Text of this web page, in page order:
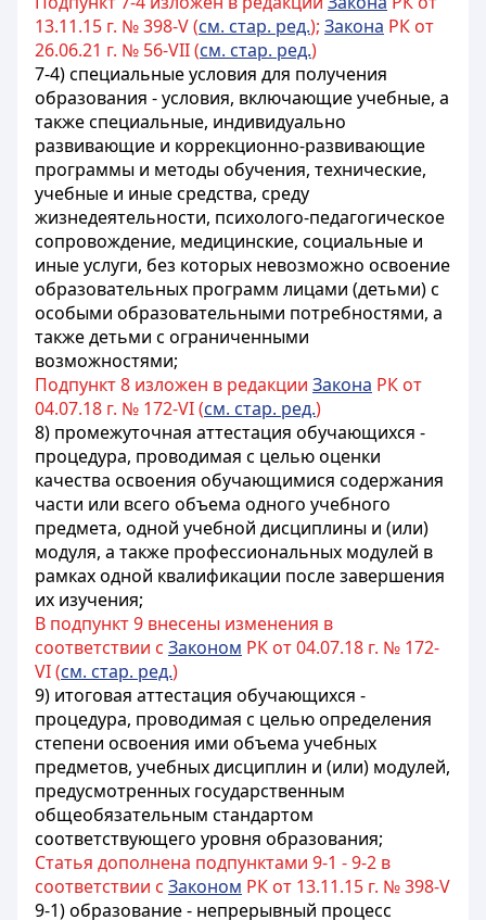
13.11.15 г. № 398-V (см. стар. ред.); Закона РК от
26.06.21 г. № 56-VII (см. стар. ред.)
7-4) специальные условия для получения
образования - условия, включающие учебные, а
также специальные, индивидуально
развивающие и коррекционно-развивающие
программы и методы обучения, технические,
учебные и иные средства, среду
жизнедеятельности, психолого-педагогическое
сопровождение, медицинские, социальные и
иные услуги, без которых невозможно освоение
образовательных программ лицами (детьми) с
особыми образовательными потребностями, а
также детьми с ограниченными
возможностями;
Подпункт 8 изложен в редакции Закона РК от
04.07.18 г. № 172-VI (см. стар. ред.)
8) промежуточная аттестация обучающихся -
процедура, проводимая с целью оценки
качества освоения обучающимися содержания
части или всего объема одного учебного
предмета, одной учебной дисциплины и (или)
модуля, а также профессиональных модулей в
рамках одной квалификации после завершения
их изучения;
В подпункт 9 внесены изменения в
соответствии с Законом РК от 04.07.18 г. № 172-
VI (см. стар. ред.)
9) итоговая аттестация обучающихся -
процедура, проводимая с целью определения
степени освоения ими объема учебных
предметов, учебных дисциплин и (или) модулей,
предусмотренных государственным
общеобязательным стандартом
соответствующего уровня образования;
Статья дополнена подпунктами 9-1 - 9-2 в
соответствии с Законом РК от 13.11.15 г. № 398-V
9-1) образование - непрерывный процесс